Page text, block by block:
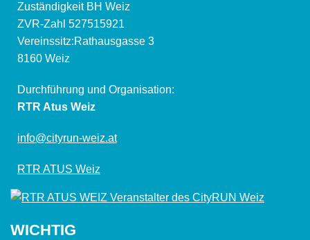
Zuständigkeit BH Weiz
ZVR-Zahl 527515921
Vereinssitz:Rathausgasse 3
8160 Weiz
Durchführung und Organisation:
RTR Atus Weiz
info@cityrun-weiz.at
RTR ATUS Weiz
WICHTIG